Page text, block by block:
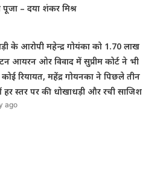
पूजा – दया शंकर मिश्र
के आरोपी महेन्द्र गोयंका को 1.70 लाख
आयरन ओर विवाद में सुप्रीम कोर्ट ने भी
कोई रियायत, महेंद्र गोयनका ने पिछले तीन
हर स्तर पर की धोखाधड़ी और रची साजिश
ago